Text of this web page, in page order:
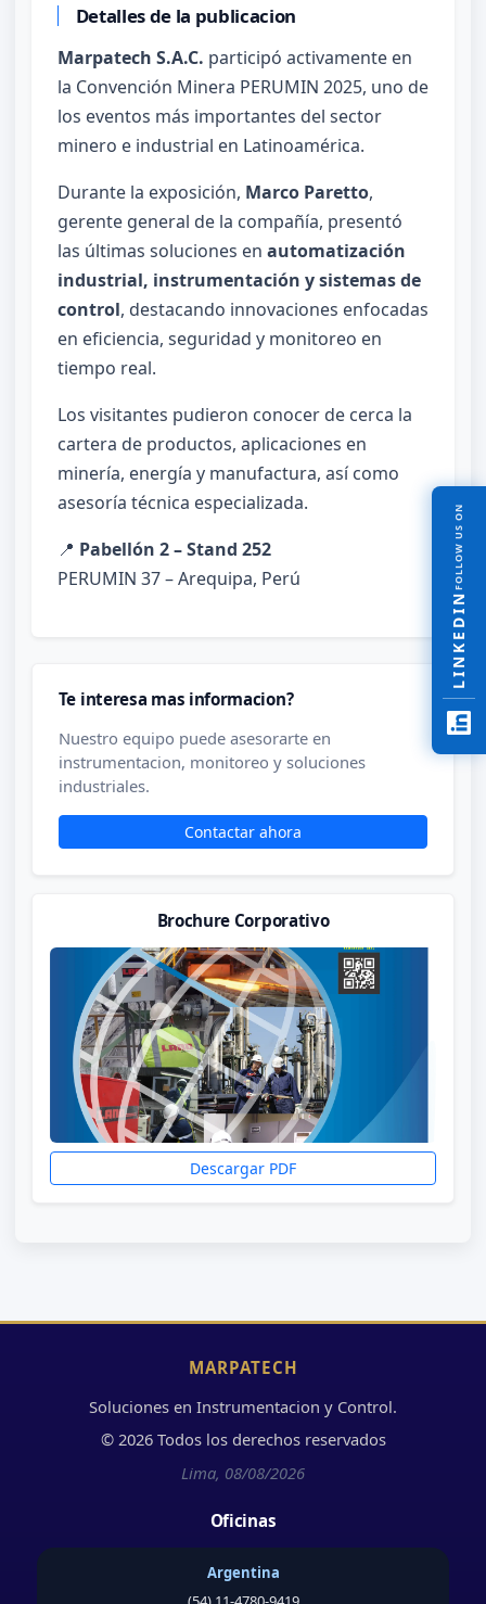
FOLLOW US ON
LINKEDIN
Detalles de la publicacion
Marpatech S.A.C. participó activamente en
la Convención Minera PERUMIN 2025, uno de
los eventos más importantes del sector
minero e industrial en Latinoamérica.
Durante la exposición, Marco Paretto,
gerente general de la compañía, presentó
las últimas soluciones en automatización
industrial, instrumentación y sistemas de
control, destacando innovaciones enfocadas
en eficiencia, seguridad y monitoreo en
tiempo real.
Los visitantes pudieron conocer de cerca la
cartera de productos, aplicaciones en
minería, energía y manufactura, así como
asesoría técnica especializada.
📍 Pabellón 2 – Stand 252
PERUMIN 37 – Arequipa, Perú
Te interesa mas informacion?
Nuestro equipo puede asesorarte en
instrumentacion, monitoreo y soluciones
industriales.
Contactar ahora
Brochure Corporativo
Descargar PDF
MARPATECH
Soluciones en Instrumentacion y Control.
© 2026 Todos los derechos reservados
Lima, 08/08/2026
Oficinas
Argentina